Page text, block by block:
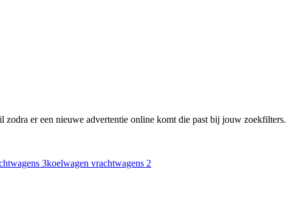
zodra er een nieuwe advertentie online komt die past bij jouw zoekfilters.
3koelwagen vrachtwagens 2